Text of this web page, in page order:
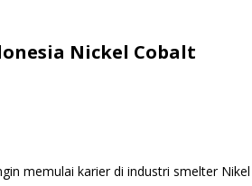
Nickel Cobalt
memulai karier di industri smelter Nikel